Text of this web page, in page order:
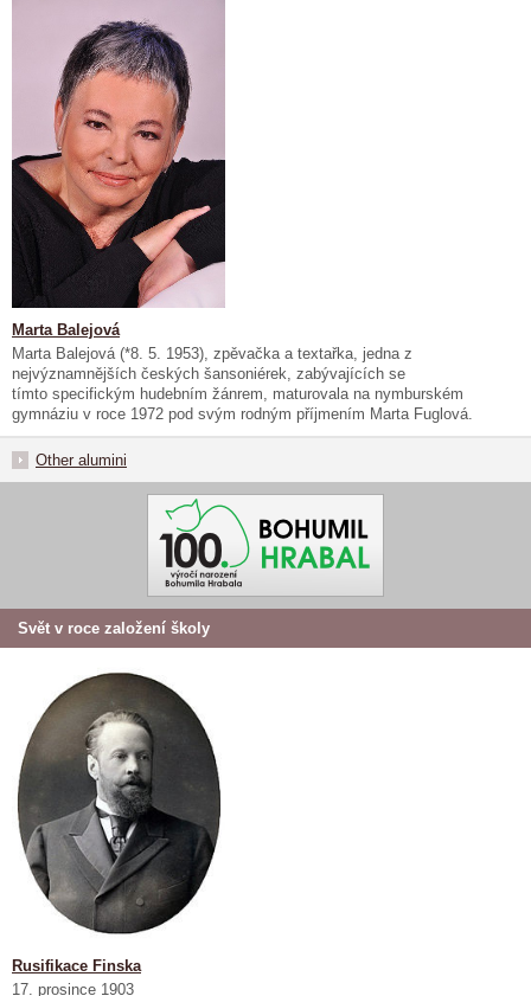
Marta Balejová
Marta Balejová (*8. 5. 1953), zpěvačka a textařka, jedna z
nejvýznamnějších českých šansoniérek, zabývajících se
tímto specifickým hudebním žánrem, maturovala na nymburském
gymnáziu v roce 1972 pod svým rodným příjmením Marta Fuglová.
Other alumini
Svět v roce založení školy
Rusifikace Finska
17. prosince 1903